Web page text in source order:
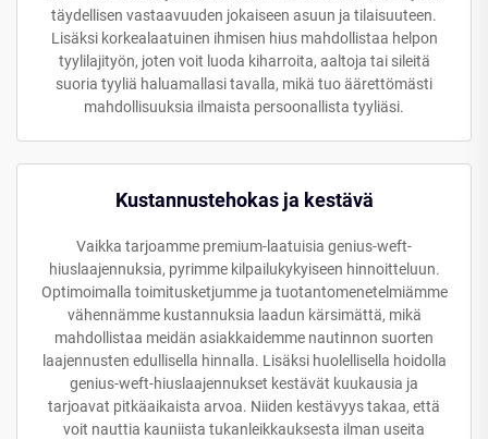
täydellisen vastaavuuden jokaiseen asuun ja tilaisuuteen.
Lisäksi korkealaatuinen ihmisen hius mahdollistaa helpon
tyylilajityön, joten voit luoda kiharroita, aaltoja tai sileitä
suoria tyyliä haluamallasi tavalla, mikä tuo äärettömästi
mahdollisuuksia ilmaista persoonallista tyyliäsi.
Kustannustehokas ja kestävä
Vaikka tarjoamme premium-laatuisia genius-weft-
hiuslaajennuksia, pyrimme kilpailukykyiseen hinnoitteluun.
Optimoimalla toimitusketjumme ja tuotantomenetelmiämme
vähennämme kustannuksia laadun kärsimättä, mikä
mahdollistaa meidän asiakkaidemme nautinnon suorten
laajennusten edullisella hinnalla. Lisäksi huolellisella hoidolla
genius-weft-hiuslaajennukset kestävät kuukausia ja
tarjoavat pitkäaikaista arvoa. Niiden kestävyys takaa, että
voit nauttia kauniista tukanleikkauksesta ilman useita